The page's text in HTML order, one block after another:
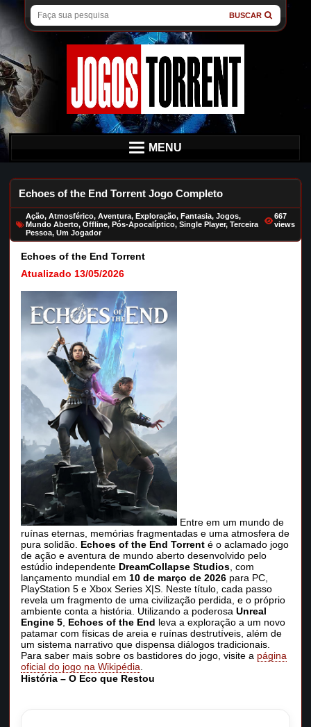
BUSCAR
MENU
Echoes of the End Torrent Jogo Completo
Ação,Atmosférico,Aventura,Exploração,Fantasia,Jogos,
Mundo Aberto,Offline,Pós-Apocalíptico,Single Player,Terceira
Pessoa,Um Jogador
667
views
Echoes of the End Torrent
Atualizado 13/05/2026
Entre em um mundo de
ruínas eternas, memórias fragmentadas e uma atmosfera de
pura solidão. Echoes of the End Torrent é o aclamado jogo
de ação e aventura de mundo aberto desenvolvido pelo
estúdio independente DreamCollapse Studios , com
lançamento mundial em 10 de março de 2026 para PC,
PlayStation 5 e Xbox Series X|S. Neste título, cada passo
revela um fragmento de uma civilização perdida, e o próprio
ambiente conta a história. Utilizando a poderosaUnreal
Engine 5 Echoes of the End leva a exploração a um novo
patamar com físicas de areia e ruínas destrutíveis, além de
um sistema narrativo que dispensa diálogos tradicionais.
Para saber mais sobre os bastidores do jogo, visite a página
oficial do jogo na Wikipédia
História – O Eco que Restou